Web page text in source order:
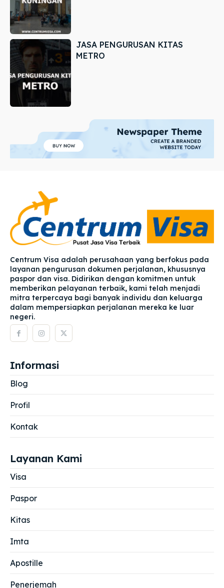
JASA PENGURUSAN KITAS
METRO
Centrum Visa adalah perusahaan yang berfokus pada
layanan pengurusan dokumen perjalanan, khususnya
paspor dan visa. Didirikan dengan komitmen untuk
memberikan pelayanan terbaik, kami telah menjadi
mitra terpercaya bagi banyak individu dan keluarga
dalam mempersiapkan perjalanan mereka ke luar
negeri.
Informasi
Blog
Profil
Kontak
Layanan Kami
Visa
Paspor
Kitas
Imta
Apostille
Penerjemah